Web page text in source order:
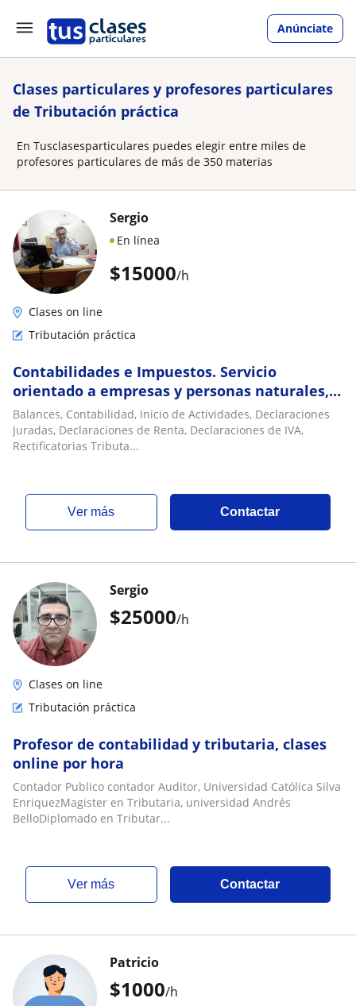
Anúnciate
Clases particulares y profesores particulares
de Tributación práctica
En Tusclasesparticulares puedes elegir entre miles de
profesores particulares de más de 350 materias
$15000/h
Sergio
En línea
Clases on line
Tributación práctica
Contabilidades e Impuestos. Servicio
orientado a empresas y personas naturales,
soy un profesional de amplia experiencia
Balances, Contabilidad, Inicio de Actividades, Declaraciones
Juradas, Declaraciones de Renta, Declaraciones de IVA,
Rectificatorias Tributa...
ver más Contactar
$25000/h
Sergio
Clases on line
Tributación práctica
Profesor de contabilidad y tributaria, clases
online por hora
Contador Publico contador Auditor, Universidad Católica Silva
EnriquezMagister en Tributaria, universidad Andrés
BelloDiplomado en Tributar...
ver más Contactar
$1000/h
Patricio